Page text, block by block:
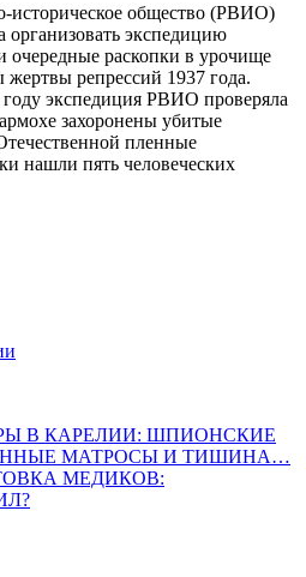
историческое общество (РВИО)
организовать экспедицию
очередные раскопки в урочище
жертвы репрессий 1937 года.
экспедиция РВИО проверяла
захоронены убитые
пленные
нашли пять человеческих
В КАРЕЛИИ: ШПИОНСКИЕ
МАТРОСЫ И ТИШИНА…
МЕДИКОВ: